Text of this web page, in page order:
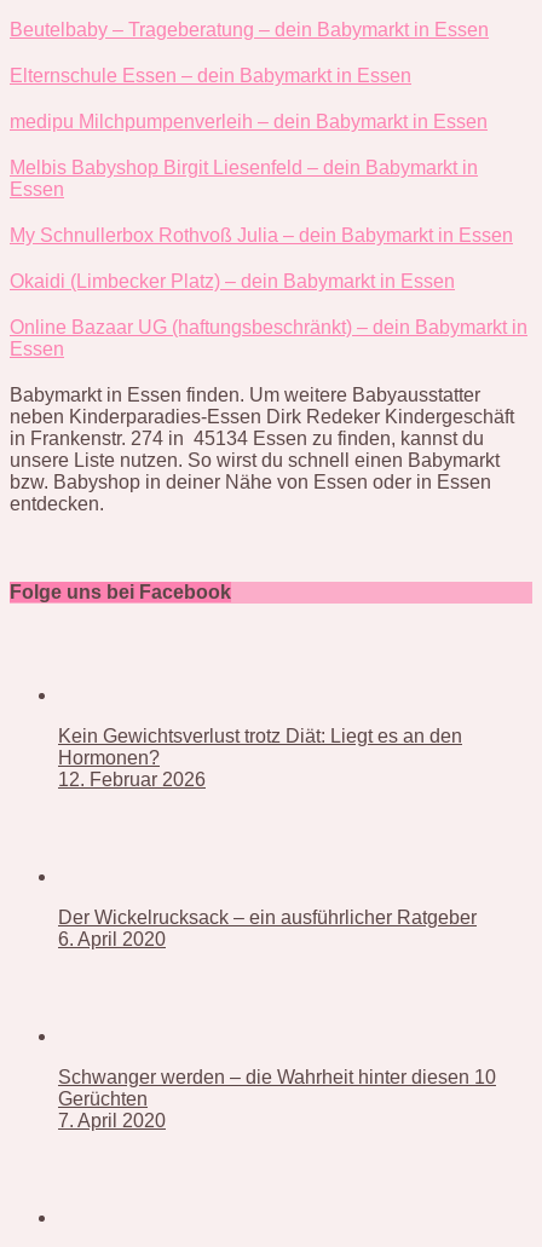
Beutelbaby – Trageberatung – dein Babymarkt in Essen
Elternschule Essen – dein Babymarkt in Essen
medipu Milchpumpenverleih – dein Babymarkt in Essen
Melbis Babyshop Birgit Liesenfeld – dein Babymarkt in
Essen
My Schnullerbox Rothvoß Julia – dein Babymarkt in Essen
Okaidi (Limbecker Platz) – dein Babymarkt in Essen
Online Bazaar UG (haftungsbeschränkt) – dein Babymarkt in
Essen
Babymarkt in Essen finden. Um weitere Babyausstatter
neben Kinderparadies-Essen Dirk Redeker Kindergeschäft
in Frankenstr. 274 in 45134 Essen zu finden, kannst du
unsere Liste nutzen. So wirst du schnell einen Babymarkt
bzw. Babyshop in deiner Nähe von Essen oder in Essen
entdecken.
Folge uns bei Facebook
Kein Gewichtsverlust trotz Diät: Liegt es an den
Hormonen?
12. Februar 2026
Der Wickelrucksack – ein ausführlicher Ratgeber
6. April 2020
Schwanger werden – die Wahrheit hinter diesen 10
Gerüchten
7. April 2020